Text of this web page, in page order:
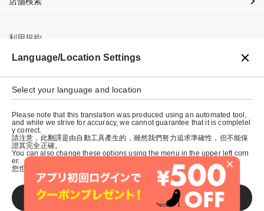
利用規約
プライバシーポリシー
特定商取引法に基づく表示
会社概要
×
Language/Location Settings
Select your language and location
Please note that this translation was produced using an automated tool,
and while we strive for accuracy, we cannot guarantee that it is completel
y correct.
請注意，此翻譯是由自動工具產生的，雖然我們努力追求準確性，但不能保
證其完全正確。
You can also change these options using the menu in the upper left corn
er.
您也可以使用左上角的選單來更改這些選項。
SAVE